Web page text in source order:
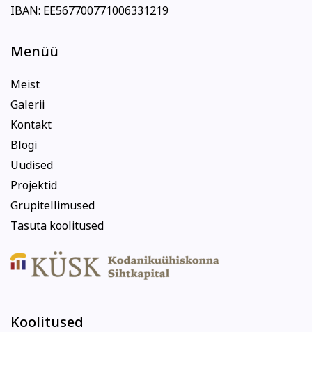
IBAN: EE567700771006331219
Menüü
Meist
Galerii
Kontakt
Blogi
Uudised
Projektid
Grupitellimused
Tasuta koolitused
Koolitused